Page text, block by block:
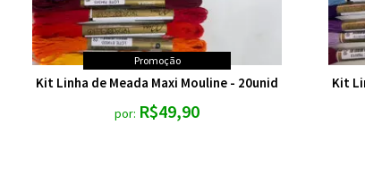
Promoção
Kit Linha de Meada Maxi Mouline - 20unid
por: R$49,90
Kit